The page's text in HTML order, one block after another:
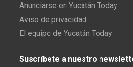
Anunciarse en Yucatán Today
Aviso de privacidad
El equipo de Yucatán Today
Suscríbete a nuestro